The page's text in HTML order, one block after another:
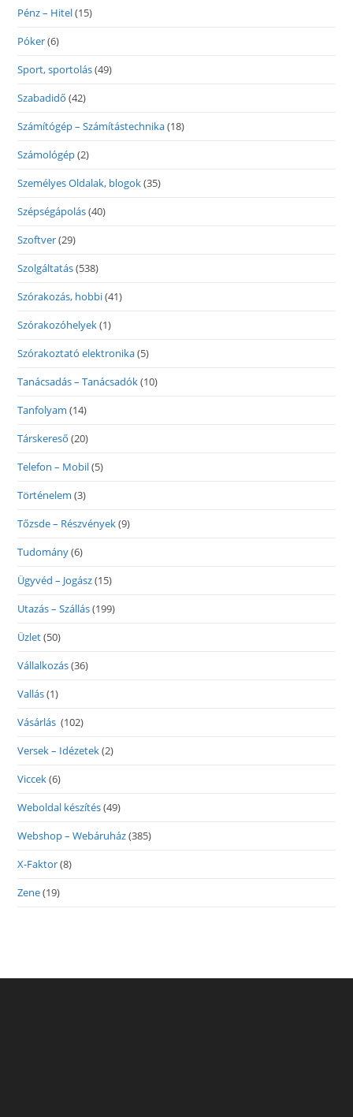
Pénz – Hitel(15)
Póker(6)
Sport, sportolás(49)
Szabadidő (42)
Számítógép – Számítástechnika(18)
Számológép(2)
Személyes Oldalak, blogok(35)
Szépségápolás(40)
Szoftver(29)
Szolgáltatás(538)
Szórakozás, hobbi(41)
Szórakozóhelyek(1)
Szórakoztató elektronika(5)
Tanácsadás – Tanácsadók(10)
Tanfolyam (14)
Társkereső (20)
Telefon – Mobil(5)
Történelem (3)
Tőzsde – Részvények(9)
Tudomány(6)
Ügyvéd – Jogász(15)
Utazás – Szállás(199)
Üzlet(50)
Vállalkozás(36)
Vallás(1)
Vásárlás (102)
Versek – Idézetek(2)
Viccek(6)
Weboldal készítés(49)
Webshop – Webáruház(385)
X-Faktor(8)
Zene(19)